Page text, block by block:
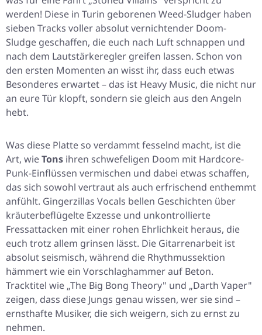
werden! Diese in Turin geborenen Weed-Sludger haben
sieben Tracks voller absolut vernichtender Doom-
Sludge geschaffen, die euch nach Luft schnappen und
nach dem Lautstärkeregler greifen lassen. Schon von
den ersten Momenten an wisst ihr, dass euch etwas
Besonderes erwartet – das ist Heavy Music, die nicht nur
an eure Tür klopft, sondern sie gleich aus den Angeln
hebt.
Was diese Platte so verdammt fesselnd macht, ist die
Art, wieTons ihren schwefeligen Doom mit Hardcore-
Punk-Einflüssen vermischen und dabei etwas schaffen,
das sich sowohl vertraut als auch erfrischend enthemmt
anfühlt. Gingerzillas Vocals bellen Geschichten über
kräuterbeflügelte Exzesse und unkontrollierte
Fressattacken mit einer rohen Ehrlichkeit heraus, die
euch trotz allem grinsen lässt. Die Gitarrenarbeit ist
absolut seismisch, während die Rhythmussektion
hämmert wie ein Vorschlaghammer auf Beton.
Tracktitel wie „The Big Bong Theory" und „Darth Vaper"
zeigen, dass diese Jungs genau wissen, wer sie sind –
ernsthafte Musiker, die sich weigern, sich zu ernst zu
nehmen.